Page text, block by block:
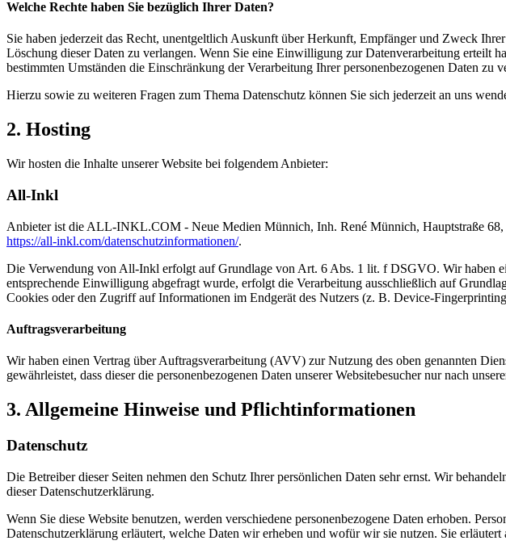
Welche Rechte haben Sie bezüglich Ihrer Daten?
Sie haben jederzeit das Recht, unentgeltlich Auskunft über Herkunft, Empfänger und Zweck
Löschung dieser Daten zu verlangen. Wenn Sie eine Einwilligung zur Datenverarbeitung erteilt
bestimmten Umständen die Einschränkung der Verarbeitung Ihrer personenbezogenen Daten
Hierzu sowie zu weiteren Fragen zum Thema Datenschutz können Sie sich jederzeit an uns
2. Hosting
Wir hosten die Inhalte unserer Website bei folgendem Anbieter:
All-Inkl
Anbieter ist die ALL-INKL.COM - Neue Medien Münnich, Inh. René Münnich, Hauptstraße
https://all-inkl.com/datenschutzinformationen/.
Die Verwendung von All-Inkl erfolgt auf Grundlage von Art. 6 Abs. 1 lit. f DSGVO. Wir haben
entsprechende Einwilligung abgefragt wurde, erfolgt die Verarbeitung ausschließlich auf
Cookies oder den Zugriff auf Informationen im Endgerät des Nutzers (z. B. Device-
Auftragsverarbeitung
Wir haben einen Vertrag über Auftragsverarbeitung (AVV) zur Nutzung des oben genannten
gewährleistet, dass dieser die personenbezogenen Daten unserer Websitebesucher nur nach
3. Allgemeine Hinweise und Pflicht­informationen
Datenschutz
Die Betreiber dieser Seiten nehmen den Schutz Ihrer persönlichen Daten sehr ernst. Wir
dieser Datenschutzerklärung.
Wenn Sie diese Website benutzen, werden verschiedene personenbezogene Daten erhoben.
Datenschutzerklärung erläutert, welche Daten wir erheben und wofür wir sie nutzen. Sie